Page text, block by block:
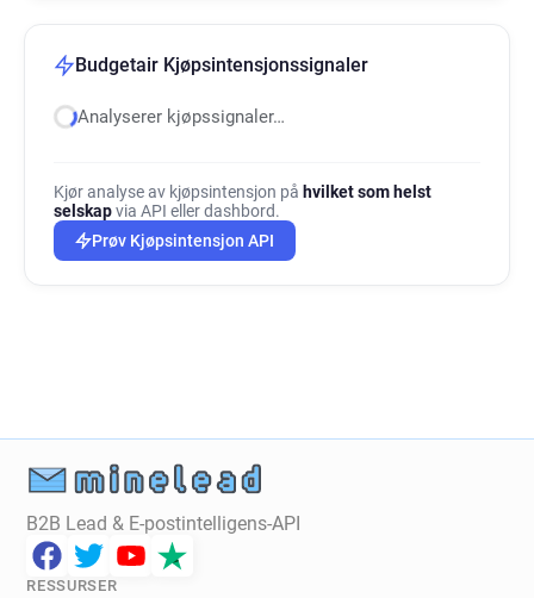
Budgetair Kjøpsintensjonssignaler
Analyserer kjøpssignaler…
Kjør analyse av kjøpsintensjon på hvilket som helst
selskapvia API eller dashbord.
Prøv Kjøpsintensjon API
B2B Lead & E-postintelligens-API
RESSURSER